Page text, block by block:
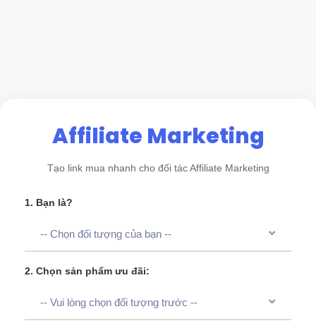
Affiliate Marketing
Tạo link mua nhanh cho đối tác Affiliate Marketing
1. Bạn là?
-- Chọn đối tượng của bạn --
2. Chọn sản phẩm ưu đãi:
-- Vui lòng chọn đối tượng trước --